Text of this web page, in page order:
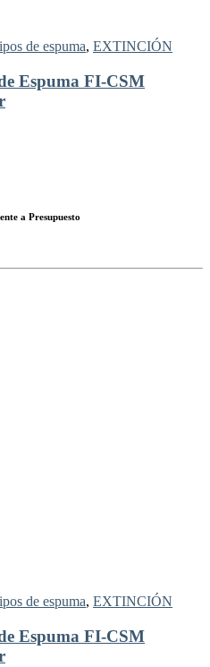
de espuma, EXTINCIÓN
Espuma FI-CSM
a Presupuesto
de espuma, EXTINCIÓN
Espuma FI-CSM